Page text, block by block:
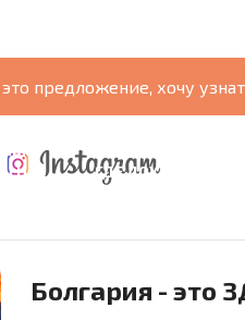
предложение, хочу
НА
ГДЕ ДОХОДНОСТЬ
Болгария - это